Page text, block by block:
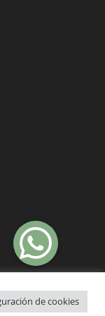
de cookies